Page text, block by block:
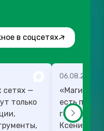
в соцсетях
сетях —
06.08.2026
«Магию
есть план,
готовы в
Ксения